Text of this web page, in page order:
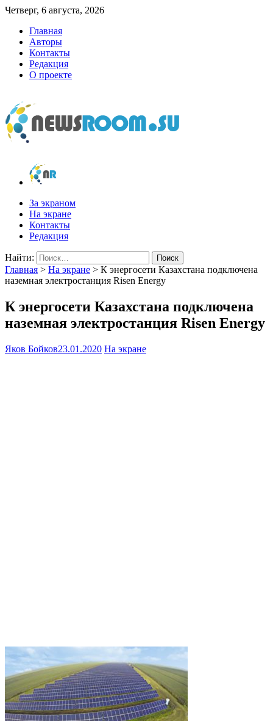
Четверг, 6 августа, 2026
Главная
Авторы
Контакты
Редакция
О проекте
newsroom.su
Новости о новостях
За экраном
На экране
Контакты
Редакция
Найти:
Главная > На экране > К энергосети Казахстана подключена
наземная электростанция Risen Energy
К энергосети Казахстана подключена
наземная электростанция Risen Energy
Яков Бойков23.01.2020 На экране